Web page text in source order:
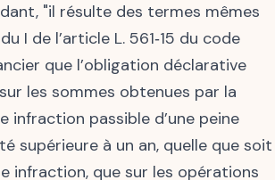
"il résulte des termes mêmes
I de l’article L. 561‑15 du code
que l’obligation déclarative
les sommes obtenues par la
infraction passible d’une peine
supérieure à un an, quelle que soit
infraction, que sur les opérations